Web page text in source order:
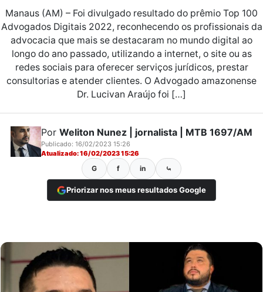
Manaus (AM) – Foi divulgado resultado do prêmio Top 100
Advogados Digitais 2022, reconhecendo os profissionais da
advocacia que mais se destacaram no mundo digital ao
longo do ano passado, utilizando a internet, o site ou as
redes sociais para oferecer serviços jurídicos, prestar
consultorias e atender clientes. O Advogado amazonense
Dr. Lucivan Araújo foi […]
Por Weliton Nunez | jornalista | MTB 1697/AM
Publicado: 16/02/2023 15:26
Atualizado: 16/02/2023 15:26
G f in ⤿
Priorizar nos meus resultados Google